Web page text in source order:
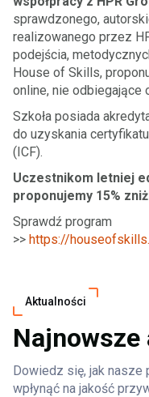
sprawdzonego,
realizowanego przez
podejścia,
House of Skills,
online, nie odbiegające
Szkoła posiada
do uzyskania
(ICF).
Uczestnikom letniej
proponujemy 15%
Sprawdź program
>> https://
Aktualności
Dowiedz się, jak nasze
wpłynąć na jakość